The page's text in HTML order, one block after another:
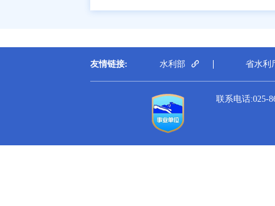
友情链接: 水利部 省水利
联系电话:025-